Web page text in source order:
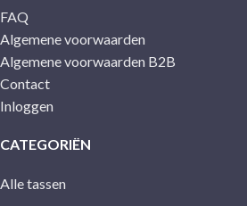
FAQ
Algemene voorwaarden
Algemene voorwaarden B2B
Contact
Inloggen
CATEGORIËN
Alle tassen